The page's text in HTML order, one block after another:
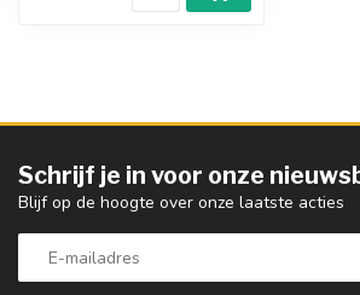
Schrijf je in voor onze
Blijf op de hoogte over onze laatste acties